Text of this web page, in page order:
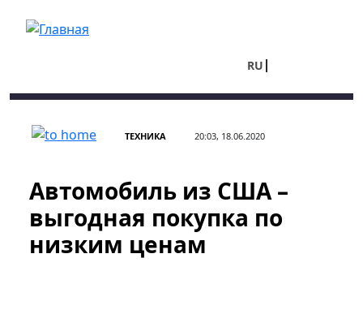
RU
ТЕХНИКА 20:03, 18.06.2020
Автомобиль из США –
выгодная покупка по
низким ценам